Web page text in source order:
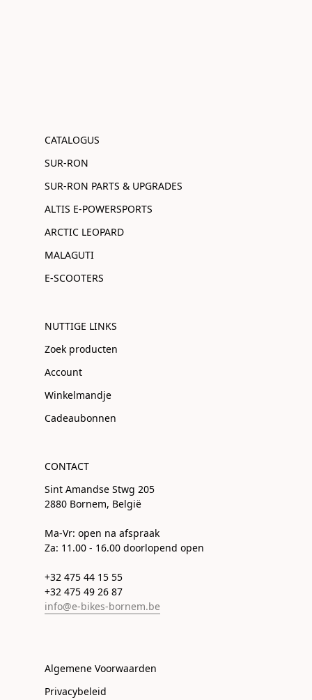
CATALOGUS
SUR-RON
SUR-RON PARTS & UPGRADES
ALTIS E-POWERSPORTS
ARCTIC LEOPARD
MALAGUTI
E-SCOOTERS
NUTTIGE LINKS
Zoek producten
Account
Winkelmandje
Cadeaubonnen
CONTACT
Sint Amandse Stwg 205
2880 Bornem, België
Ma-Vr: open na afspraak
Za: 11.00 - 16.00 doorlopend open
+32 475 44 15 55
+32 475 49 26 87
info@e-bikes-bornem.be
Algemene Voorwaarden
Privacybeleid